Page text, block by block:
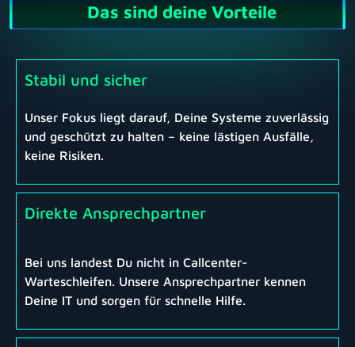
Das sind deine Vorteile
Stabil und sicher
Unser Fokus liegt darauf, Deine Systeme zuverlässig
und geschützt zu halten – keine lästigen Ausfälle,
keine Risiken.
Direkte Ansprechpartner
Bei uns landest Du nicht in Callcenter-
Warteschleifen. Unsere Ansprechpartner kennen
Deine IT und sorgen für schnelle Hilfe.